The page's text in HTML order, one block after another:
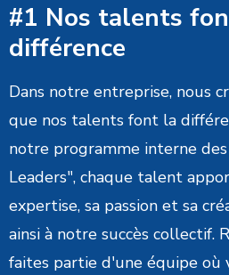
#1 Nos talents
différence
Dans notre entreprise, nous
que nos talents font la
notre programme interne
Leaders", chaque talent
expertise, sa passion et sa
ainsi à notre succès collectif.
faites partie d'une équipe